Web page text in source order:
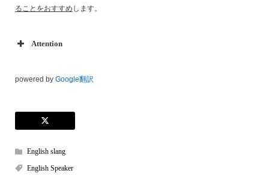
ることをおすすめ します。
Attention
powered by Google翻訳
English slang
English Speaker